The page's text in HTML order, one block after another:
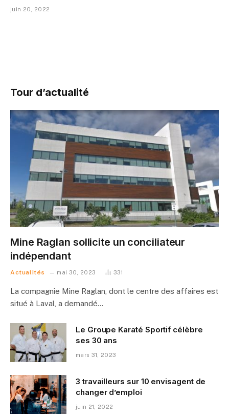
juin 20, 2022
Tour d’actualité
Mine Raglan sollicite un conciliateur
indépendant
Actualités mai 30, 2023 331
La compagnie Mine Raglan, dont le centre des affaires est
situé à Laval, a demandé…
Le Groupe Karaté Sportif célèbre
ses 30 ans
mars 31, 2023
3 travailleurs sur 10 envisagent de
changer d’emploi
juin 21, 2022